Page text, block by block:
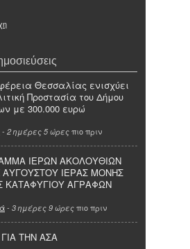
Θεσσαλίας ενισχύει
Προστασία του Δήμου
με 300.000 ευρώ
- 2 ημέρες 5 ώρες πιο πριν
ΙΕΡΩΝ ΑΚΟΛΟΥΘΙΩΝ
ΙΕΡΑΣ ΜΟΝΗΣ
ΚΑΤΑΦΥΓΙΟΥ ΑΓΡΑΦΩΝ
- 3 ημέρες 9 ώρες πιο πριν
ΤΗΝ ΑΣΑ